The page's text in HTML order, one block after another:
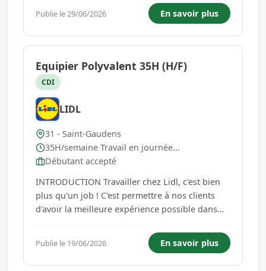
activités à destination d'un public adolescent -
Intervenir sur les temps périscolaires et
extrascolaires - Participer à la mise e...
Publie le 29/06/2026 En savoir plus
Equipier Polyvalent 35H (H/F)
CDI
LIDL
31 - Saint-Gaudens
35H/semaine Travail en journée...
Débutant accepté
INTRODUCTION Travailler chez Lidl, c'est bien
plus qu'un job ! C'est permettre à nos clients
d'avoir la meilleure expérience possible dans
tu intègres une entreprise en pleine croissance
où tu peux mettre à profit ta polyvalence et ta
réacti...
Publie le 19/06/2026 En savoir plus